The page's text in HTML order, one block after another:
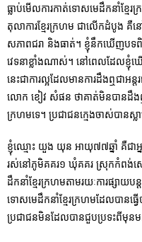
ធ្លាប់មើលការកាត់ទោសមេដឹកនាំខ្ម
តុលាការខ្មែរក្រហម ជាលើកដំបូង គឺ
សភាពជរា និងធាត់។ ខ្ញុំនឹកឃើញបទពិ
វេទនាខ្លាំងណាស់។ នៅពេលដែលខ្ញុំឃ
នេះជាការល្អដែលមានការដឹងឮជា
លោក ខៀវ សំផន ថាគាត់មិនបានដឹងឮ
ក្រហមទេ។ ប្រជាជនក្មេងចាស់បានស្
ខ្ញុំឈ្មោះ យួង យុន អាយុ៧៧ឆ្នាំ គឺជាអ្ន
រស់នៅភូមិគគរ១ ឃុំគគរ ស្រុកកំពង់សៀ
ដឹកនាំខ្មែរក្រហមតាមរយៈការផ្សាយប
ទោសមេដឹកនាំខ្មែរក្រហមដែលបានធ្វ
ប្រជាជនមិនដែលបានជួបប្រទះពីមុន